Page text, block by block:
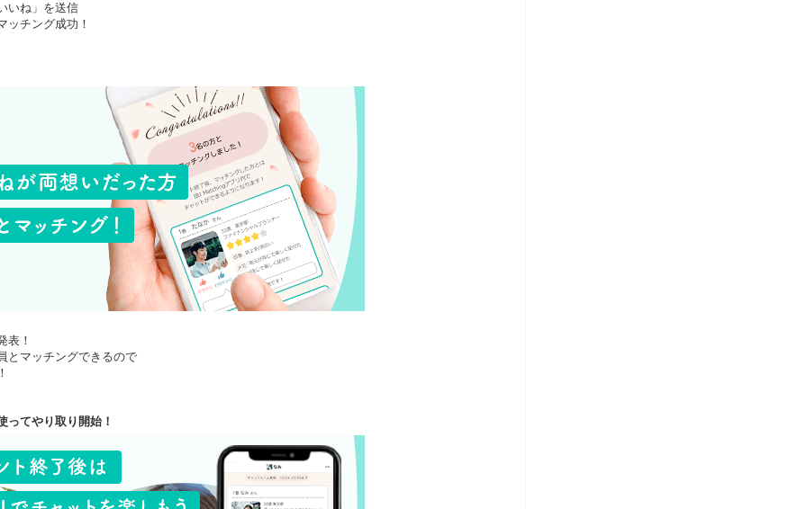
いね」を送信
ッチング成功！
表！
とマッチングできるので
ってやり取り開始！